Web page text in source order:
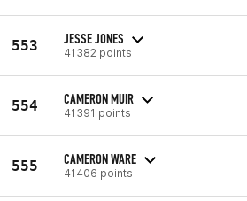
553 JESSE JONES
41382 points
554 CAMERON MUIR
41391 points
555 CAMERON WARE
41406 points